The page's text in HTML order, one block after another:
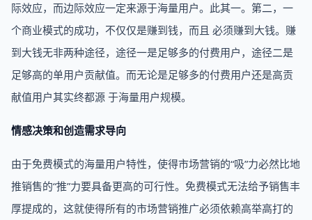
际效应，而边际效应一定来源于海量用户。此其一。第二，一
个商业模式的成功，不仅仅是赚到钱，而且 必须赚到大钱。赚
到大钱无非两种途径，途径一是足够多的付费用户，途径二是
足够高的单用户贡献值。而无论是足够多的付费用户还是高贡
献值用户其实终都源 于海量用户规模。
情感决策和创造需求导向
由于免费模式的海量用户特性，使得市场营销的“吸”力必然比地
推销售的“推”力要具备更高的可行性。免费模式无法给予销售丰
厚提成的，这就使得所有的市场营销推广必须依赖高举高打的